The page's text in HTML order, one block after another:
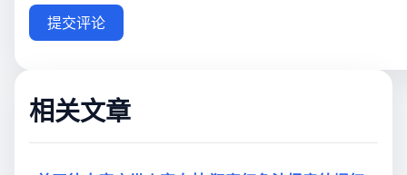
提交评论
相关文章